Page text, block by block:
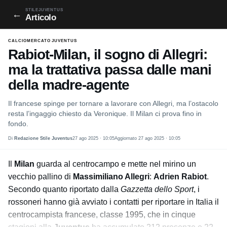
← STILEJUVENTUS
Articolo
CALCIOMERCATO JUVENTUS
Rabiot-Milan, il sogno di Allegri:
ma la trattativa passa dalle mani
della madre-agente
Il francese spinge per tornare a lavorare con Allegri, ma l’ostacolo
resta l’ingaggio chiesto da Veronique. Il Milan ci prova fino in
fondo.
Di Redazione Stile Juventus27 ago 2025 · 10:05Aggiornato 27 ago 2025 · 10:05
Milan guarda al centrocampo e mette nel mirino un
vecchio pallino di Massimiliano Allegri: Adrien Rabiot.
Secondo quanto riportato dalla Gazzetta dello Sport, i
rossoneri hanno già avviato i contatti per riportare in Italia il
centrocampista francese, classe 1995, che in cinque